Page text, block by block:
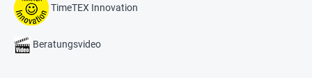
TimeTEX Innovation
Beratungsvideo